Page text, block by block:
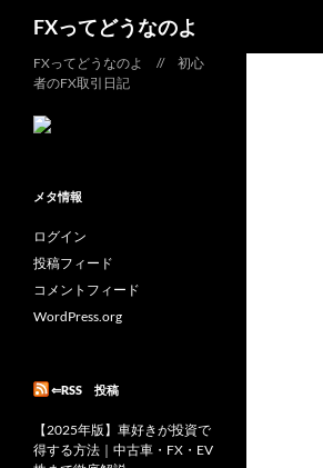
FXってどうなのよ
FXってどうなのよ // 初心
者のFX取引日記
メタ情報
ログイン
投稿フィード
コメントフィード
WordPress.org
⇐RSS 投稿
【2025年版】車好きが投資で
得する方法｜中古車・FX・EV